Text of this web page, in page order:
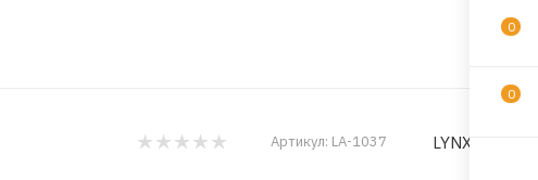
Артикул: LA-1037 LYNXauto
0
0